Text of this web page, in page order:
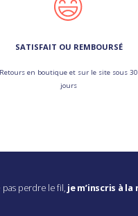
SATISFAIT OU REMBOURSÉ
Retours en boutique et sur le site sous 30
jours
pas perdre le fil, je m’inscris à